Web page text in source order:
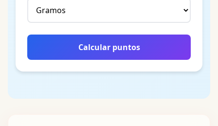
Calcular puntos